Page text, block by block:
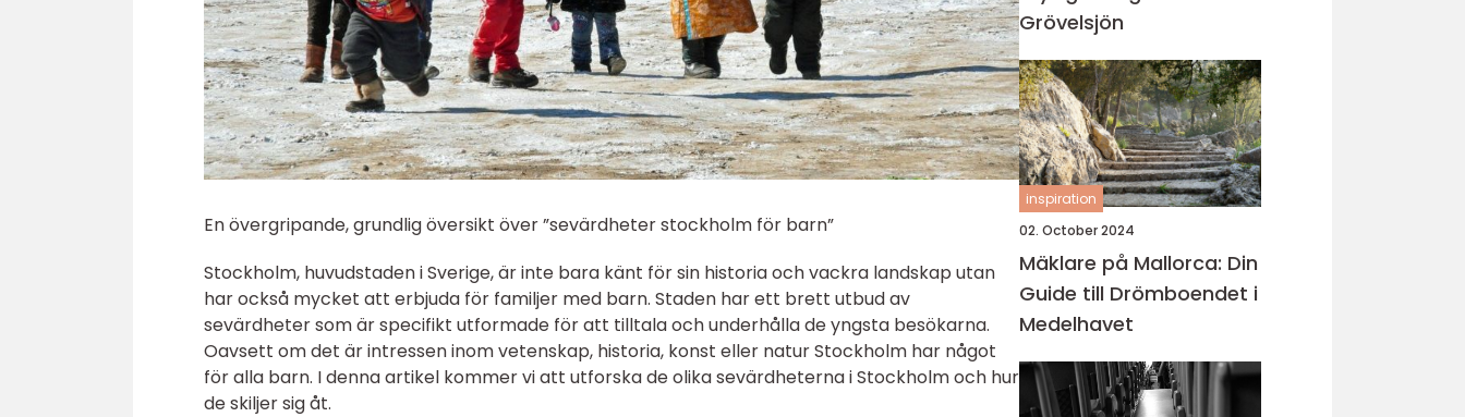
En övergripande, grundlig översikt över ”sevärdheter stockholm för barn”
Stockholm, huvudstaden i Sverige, är inte bara känt för sin historia och vackra landskap utan
har också mycket att erbjuda för familjer med barn. Staden har ett brett utbud av
sevärdheter som är specifikt utformade för att tilltala och underhålla de yngsta besökarna.
Oavsett om det är intressen inom vetenskap, historia, konst eller natur Stockholm har något
för alla barn. I denna artikel kommer vi att utforska de olika sevärdheterna i Stockholm och hur
de skiljer sig åt.
Grövelsjön
inspiration
02. October 2024
Mäklare på Mallorca: Din
Guide till Drömboendet i
Medelhavet